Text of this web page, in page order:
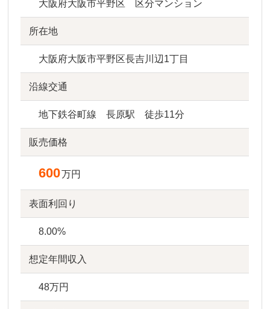
大阪府大阪市平野区 区分マンション
所在地
大阪府大阪市平野区長吉川辺1丁目
沿線交通
地下鉄谷町線 長原駅 徒歩11分
販売価格
600万円
表面利回り
8.00%
想定年間収入
48万円